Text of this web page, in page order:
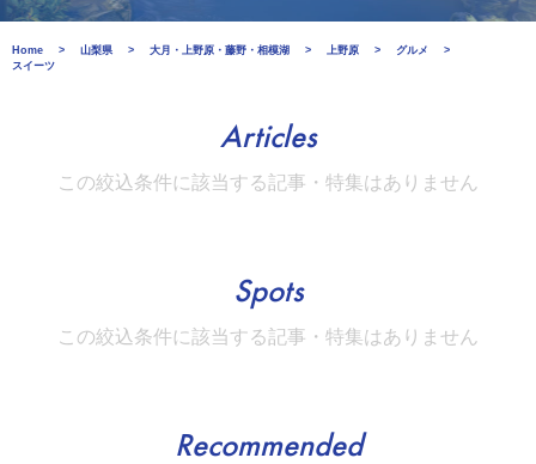
Home 山梨県 大月・上野原・藤野・相模湖 上野原
グルメ
スイーツ
Articles
この絞込条件に該当する記事・特集はありません
Spots
この絞込条件に該当する記事・特集はありません
Recommended